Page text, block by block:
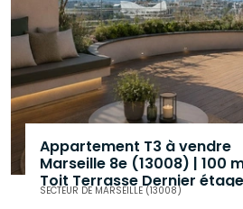
Appartement T3 à vendre
Marseille 8e (13008) | 100
Toit Terrasse Dernier étage
Carré d'Or.
SECTEUR DE MARSEILLE (13008)